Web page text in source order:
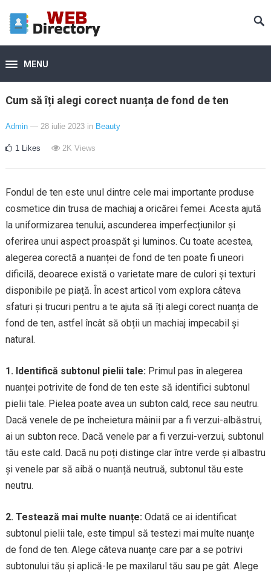
MENU
Cum să îți alegi corect nuanța de fond de ten
Admin — 28 iulie 2023 in Beauty
1 Likes 2K Views
Fondul de ten este unul dintre cele mai importante produse
cosmetice din trusa de machiaj a oricărei femei. Acesta ajută
la uniformizarea tenului, ascunderea imperfecțiunilor și
oferirea unui aspect proaspăt și luminos. Cu toate acestea,
alegerea corectă a nuanței de fond de ten poate fi uneori
dificilă, deoarece există o varietate mare de culori și texturi
disponibile pe piață. În acest articol vom explora câteva
sfaturi și trucuri pentru a te ajuta să îți alegi corect nuanța de
fond de ten, astfel încât să obții un machiaj impecabil și
natural.
1. Identifică subtonul pielii tale: Primul pas în alegerea
nuanței potrivite de fond de ten este să identifici subtonul
pielii tale. Pielea poate avea un subton cald, rece sau neutru.
Dacă venele de pe încheietura mâinii par a fi verzui-albăstrui,
ai un subton rece. Dacă venele par a fi verzui-verzui, subtonul
tău este cald. Dacă nu poți distinge clar între verde și albastru
și venele par să aibă o nuanță neutruă, subtonul tău este
neutru.
2. Testează mai multe nuanțe: Odată ce ai identificat
subtonul pielii tale, este timpul să testezi mai multe nuanțe
de fond de ten. Alege câteva nuanțe care par a se potrivi
subtonului tău și aplică-le pe maxilarul tău sau pe gât. Alege